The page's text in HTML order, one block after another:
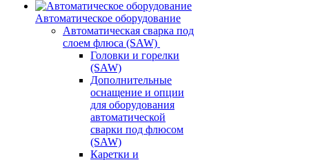
Автоматическое оборудование
Автоматическая сварка под
слоем флюса (SAW)
Головки и горелки
(SAW)
Дополнительные
оснащение и опции
для оборудования
автоматической
сварки под флюсом
(SAW)
Каретки и